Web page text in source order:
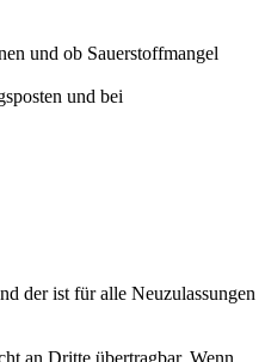
und ob Sauerstoffmangel
und bei
der ist für alle Neuzulassungen
an Dritte übertragbar. Wenn